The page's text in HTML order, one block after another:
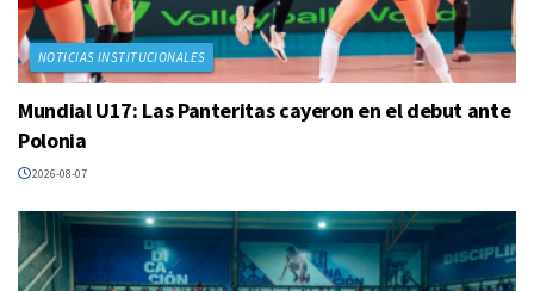
NOTICIAS INSTITUCIONALES
Mundial U17: Las Panteritas cayeron en el debut ante
Polonia
2026-08-07